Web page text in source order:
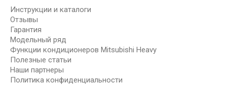
Инструкции и каталоги
Отзывы
Гарантия
Модельный ряд
Функции кондиционеров Mitsubishi Heavy
Полезные статьи
Наши партнеры
Политика конфиденциальности